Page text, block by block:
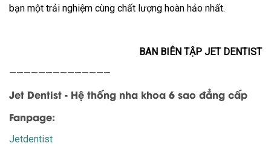
bạn một trải nghiệm cùng chất lượng hoàn hảo nhất.
BAN BIÊN TẬP JET DENTIST
——————————————
Jet Dentist - Hệ thống nha khoa 6 sao đẳng cấp
Fanpage:
Jetdentist